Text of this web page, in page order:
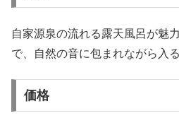
自家源泉の流れる露天風呂が魅
で、自然の音に包まれながら入
価格